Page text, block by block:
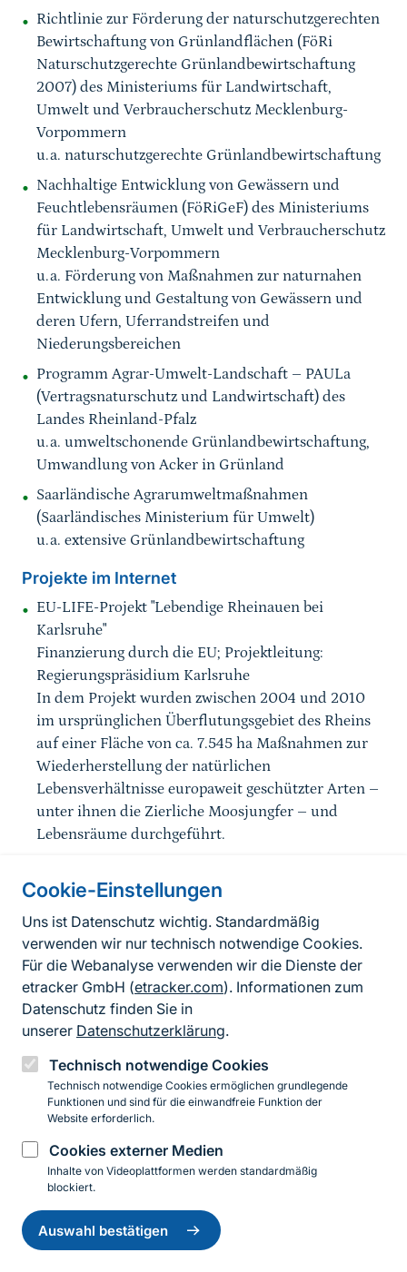
Cookie-Einstellungen
Uns ist Datenschutz wichtig. Standardmäßig
verwenden wir nur technisch notwendige Cookies.
Für die Webanalyse verwenden wir die Dienste der
etracker GmbH (etracker.com). Informationen zum
Datenschutz finden Sie in
unserer Datenschutzerklärung.
Technisch notwendige Cookies
Technisch notwendige Cookies ermöglichen grundlegende
Funktionen und sind für die einwandfreie Funktion der
Website erforderlich.
Cookies externer Medien
Inhalte von Videoplattformen werden standardmäßig
blockiert.
Auswahl bestätigen
Einwilligung
zurückziehen
Richtlinie zur Förderung der naturschutzgerechten
Bewirtschaftung von Grünlandflächen (FöRi
Naturschutzgerechte Grünlandbewirtschaftung
2007) des Ministeriums für Landwirtschaft,
Umwelt und Verbraucherschutz Mecklenburg-
Vorpommern
u.a. naturschutzgerechte Grünlandbewirtschaftung
Nachhaltige Entwicklung von Gewässern und
Feuchtlebensräumen (FöRiGeF) des Ministeriums
für Landwirtschaft, Umwelt und Verbraucherschutz
Mecklenburg-Vorpommern
u.a. Förderung von Maßnahmen zur naturnahen
Entwicklung und Gestaltung von Gewässern und
deren Ufern, Uferrandstreifen und
Niederungsbereichen
Programm Agrar-Umwelt-Landschaft – PAULa
(Vertragsnaturschutz und Landwirtschaft) des
Landes Rheinland-Pfalz
u.a. umweltschonende Grünlandbewirtschaftung,
Umwandlung von Acker in Grünland
Saarländische Agrarumweltmaßnahmen
(Saarländisches Ministerium für Umwelt)
u.a. extensive Grünlandbewirtschaftung
Projekte im Internet
EU-LIFE-Projekt "Lebendige Rheinauen bei
Karlsruhe"
Finanzierung durch die EU; Projektleitung:
Regierungspräsidium Karlsruhe
In dem Projekt wurden zwischen 2004 und 2010
im ursprünglichen Überflutungsgebiet des Rheins
auf einer Fläche von ca. 7.545 ha Maßnahmen zur
Wiederherstellung der natürlichen
Lebensverhältnisse europaweit geschützter Arten –
unter ihnen die Zierliche Moosjungfer – und
Lebensräume durchgeführt.
Sprungmarke
Autor*in
Kontaktinformationen für weitere Auskünfte
und Hilfestellungen
Für weitere Hinweise zur Art und Hilfestellungen für
die Bewirtschaftung der Lebensräume wenden Sie
Naturschutzbehörde in Ihrer Region.
Experten
Klaus Burbach
Bahnhofstr. 9
85417 Marzling
Dr. Rüdiger Mauersberger
Prenzlauer Allee 66